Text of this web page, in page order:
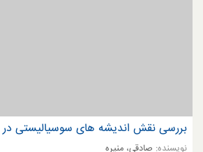
بررسی نقش اندیشه های سوسیالیستی
نویسنده: صادقی، منیره